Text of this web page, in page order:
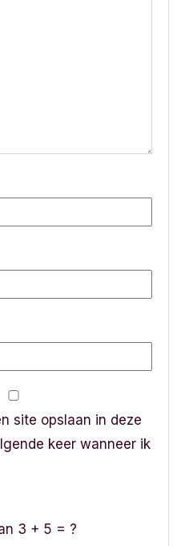
site opslaan in deze
keer wanneer ik
3 + 5 = ?